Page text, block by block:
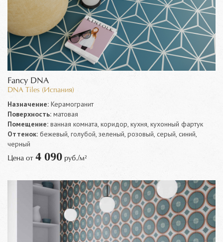
Fancy DNA
DNA Tiles (Испания)
Назначение: Керамогранит
Поверхность: матовая
Помещение: ванная комната, коридор, кухня, кухонный фартук
Оттенок: бежевый, голубой, зеленый, розовый, серый, синий,
черный
Цена от 4 090 руб./м²